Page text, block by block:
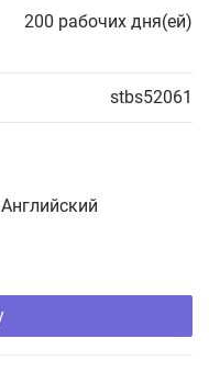
200 рабочих дня(ей)
stbs52061
Английский